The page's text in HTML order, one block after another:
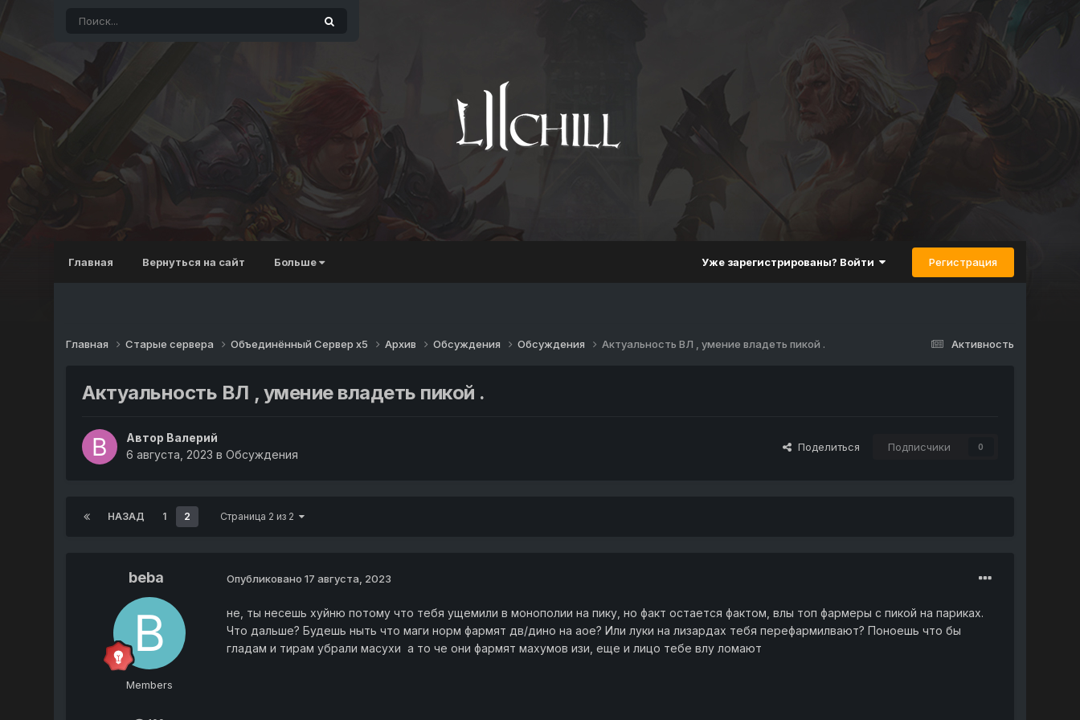
Главная Вернуться на сайт Больше Уже зарегистрированы? Войти Регистрация
Активность
Главная Старые сервера Объединённый Сервер x5 Архив Обсуждения Обсуждения Актуальность ВЛ , умение владеть пикой .
Актуальность ВЛ , умение владеть пикой .
Автор Валерий
6 августа, 2023 вОбсуждения
Поделиться Подписчики 0
НАЗАД 1 2 Страница 2 из 2
beba
Members
Опубликовано17 августа, 2023
не, ты несешь хуйню потому что тебя ущемили в монополии на пику, но факт остается фактом, влы топ фармеры с пикой на париках.
Что дальше? Будешь ныть что маги норм фармят дв/дино на аое? Или луки на лизардах тебя перефармилвают? Поноешь что бы
гладам и тирам убрали масухи а то че они фармят махумов изи, еще и лицо тебе влу ломают